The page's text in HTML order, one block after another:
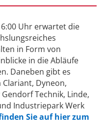
Uhr erwartet die
in Form von
in die Abläufe
Daneben gibt es
Dyneon,
Technik, Linde,
Industriepark Werk
Sie auf hier zum